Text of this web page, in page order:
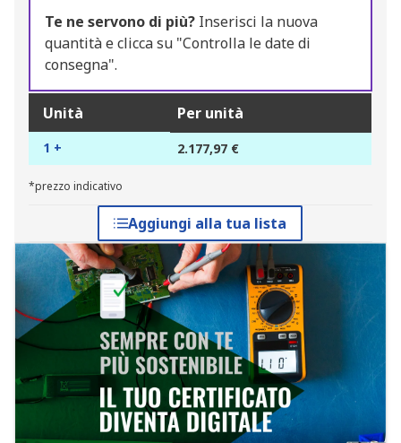
Te ne servono di più? Inserisci la nuova
quantità e clicca su "Controlla le date di
consegna".
Unità Per unità
1 + 2.177,97 €
*prezzo indicativo
Aggiungi alla tua lista